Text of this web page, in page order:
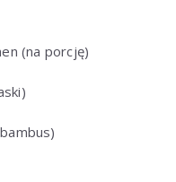
(na porcję)